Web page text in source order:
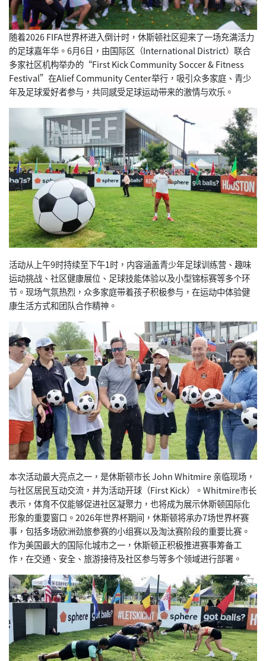
随着2026 FIFA世界杯进入倒计时，休斯顿社区迎来了一场充满活力
的足球嘉年华。6月6日，由国际区（International District）联合
多家社区机构举办的“First Kick Community Soccer & Fitness
Festival”在Alief Community Center举行，吸引众多家庭、青少
年及足球爱好者参与，共同感受足球运动带来的激情与欢乐。
活动从上午9时持续至下午1时，内容涵盖青少年足球训练营、趣味
运动挑战、社区健康展位、足球技能体验以及小型锦标赛等多个环
节。现场气氛热烈，众多家庭带着孩子积极参与，在运动中体验健
康生活方式和团队合作精神。
本次活动最大亮点之一，是休斯顿市长 John Whitmire 亲临现场，
与社区居民互动交流，并为活动开球（First Kick）。Whitmire市长
表示，体育不仅能够促进社区凝聚力，也将成为展示休斯顿国际化
形象的重要窗口。2026年世界杯期间，休斯顿将承办7场世界杯赛
事，包括多场欧洲劲旅参赛的小组赛以及淘汰赛阶段的重要比赛。
作为美国最大的国际化城市之一，休斯顿正积极推进赛事筹备工
作，在交通、安全、旅游接待及社区参与等多个领域进行部署。